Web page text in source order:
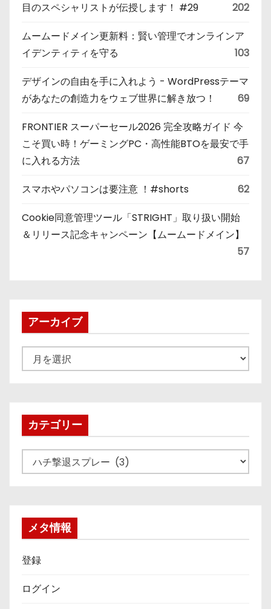
目のスペシャリストが伝授します！ #29
202
ムームードメイン更新料：賢い管理でオンラインア
イデンティティを守る
103
デザインの自由を手に入れよう - WordPressテーマ
があなたの創造力をウェブ世界に解き放つ！
69
FRONTIER スーパーセール2026 完全攻略ガイド 今
こそ買い時！ゲーミングPC・高性能BTOを最安で手
に入れる方法
67
スマホやパソコンは要注意 ！#shorts 62
Cookie同意管理ツール「STRIGHT」取り扱い開始
＆リリース記念キャンペーン【ムームードメイン】
57
アーカイブ
ー
ブカテゴリー
テ
メタ情報
登録
ログイン